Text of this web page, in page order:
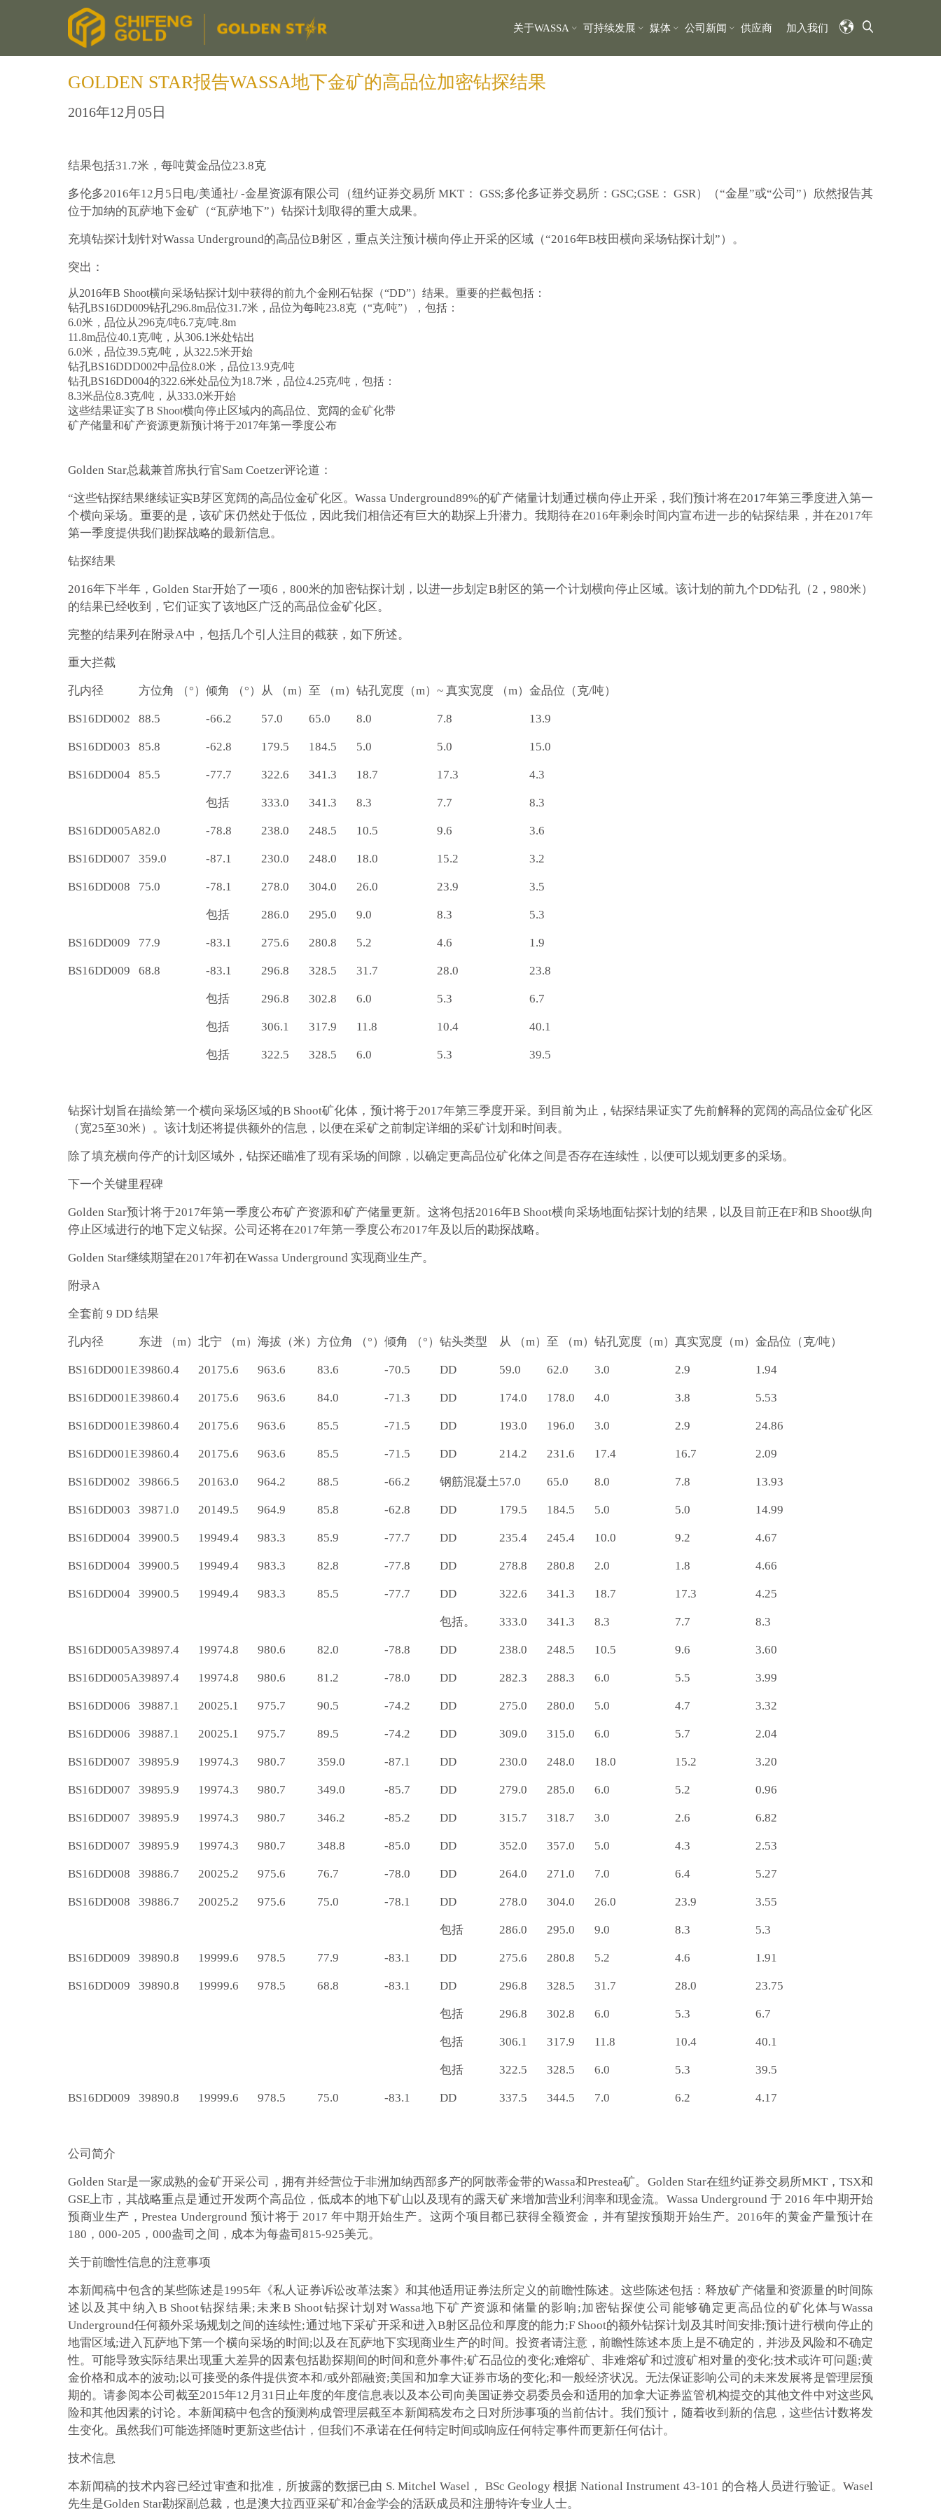
关于WASSA 可持续发展 媒体 公司新闻 供应商 加入我们
GOLDEN STAR报告WASSA地下金矿的高品位加密钻探结果
2016年12月05日
结果包括31.7米，每吨黄金品位23.8克
多伦多2016年12月5日电/美通社/ -金星资源有限公司（纽约证券交易所 MKT： GSS;多伦多证券交易所：GSC;GSE： GSR）（“金星”或“公司”）欣然报告其
位于加纳的瓦萨地下金矿（“瓦萨地下”）钻探计划取得的重大成果。
充填钻探计划针对Wassa Underground的高品位B射区，重点关注预计横向停止开采的区域（“2016年B枝田横向采场钻探计划”）。
突出：
从2016年B Shoot横向采场钻探计划中获得的前九个金刚石钻探（“DD”）结果。重要的拦截包括：
钻孔BS16DD009钻孔296.8m品位31.7米，品位为每吨23.8克（“克/吨”），包括：
6.0米，品位从296克/吨6.7克/吨.8m
11.8m品位40.1克/吨，从306.1米处钻出
6.0米，品位39.5克/吨，从322.5米开始
钻孔BS16DDD002中品位8.0米，品位13.9克/吨
钻孔BS16DD004的322.6米处品位为18.7米，品位4.25克/吨，包括：
8.3米品位8.3克/吨，从333.0米开始
这些结果证实了B Shoot横向停止区域内的高品位、宽阔的金矿化带
矿产储量和矿产资源更新预计将于2017年第一季度公布
Golden Star总裁兼首席执行官Sam Coetzer评论道：
“这些钻探结果继续证实B芽区宽阔的高品位金矿化区。Wassa Underground89%的矿产储量计划通过横向停止开采，我们预计将在2017年第三季度进入第一
个横向采场。重要的是，该矿床仍然处于低位，因此我们相信还有巨大的勘探上升潜力。我期待在2016年剩余时间内宣布进一步的钻探结果，并在2017年
第一季度提供我们勘探战略的最新信息。
钻探结果
2016年下半年，Golden Star开始了一项6，800米的加密钻探计划，以进一步划定B射区的第一个计划横向停止区域。该计划的前九个DD钻孔（2，980米）
的结果已经收到，它们证实了该地区广泛的高品位金矿化区。
完整的结果列在附录A中，包括几个引人注目的截获，如下所述。
重大拦截
孔内径 方位角 （°） 倾角 （°） 从 （m） 至 （m） 钻孔宽度（m） ~ 真实宽度 （m） 金品位（克/吨）
BS16DD002 88.5 -66.2 57.0 65.0 8.0 7.8 13.9
BS16DD003 85.8 -62.8 179.5 184.5 5.0 5.0 15.0
BS16DD004 85.5 -77.7 322.6 341.3 18.7 17.3 4.3
包括 333.0 341.3 8.3 7.7 8.3
BS16DD005A82.0 -78.8 238.0 248.5 10.5 9.6 3.6
BS16DD007 359.0 -87.1 230.0 248.0 18.0 15.2 3.2
BS16DD008 75.0 -78.1 278.0 304.0 26.0 23.9 3.5
包括 286.0 295.0 9.0 8.3 5.3
BS16DD009 77.9 -83.1 275.6 280.8 5.2 4.6 1.9
BS16DD009 68.8 -83.1 296.8 328.5 31.7 28.0 23.8
包括 296.8 302.8 6.0 5.3 6.7
包括 306.1 317.9 11.8 10.4 40.1
包括 322.5 328.5 6.0 5.3 39.5
钻探计划旨在描绘第一个横向采场区域的B Shoot矿化体，预计将于2017年第三季度开采。到目前为止，钻探结果证实了先前解释的宽阔的高品位金矿化区
（宽25至30米）。该计划还将提供额外的信息，以便在采矿之前制定详细的采矿计划和时间表。
除了填充横向停产的计划区域外，钻探还瞄准了现有采场的间隙，以确定更高品位矿化体之间是否存在连续性，以便可以规划更多的采场。
下一个关键里程碑
Golden Star预计将于2017年第一季度公布矿产资源和矿产储量更新。这将包括2016年B Shoot横向采场地面钻探计划的结果，以及目前正在F和B Shoot纵向
停止区域进行的地下定义钻探。公司还将在2017年第一季度公布2017年及以后的勘探战略。
Golden Star继续期望在2017年初在Wassa Underground 实现商业生产。
附录A
全套前 9 DD 结果
孔内径 东进 （m） 北宁 （m） 海拔（米） 方位角 （°） 倾角 （°） 钻头类型 从 （m） 至 （m） 钻孔宽度（m） 真实宽度（m） 金品位（克/吨）
BS16DD001E39860.4 20175.6 963.6 83.6 -70.5 DD 59.0 62.0 3.0 2.9 1.94
BS16DD001E39860.4 20175.6 963.6 84.0 -71.3 DD 174.0 178.0 4.0 3.8 5.53
BS16DD001E39860.4 20175.6 963.6 85.5 -71.5 DD 193.0 196.0 3.0 2.9 24.86
BS16DD001E39860.4 20175.6 963.6 85.5 -71.5 DD 214.2 231.6 17.4 16.7 2.09
BS16DD002 39866.5 20163.0 964.2 88.5 -66.2 钢筋混凝土57.0 65.0 8.0 7.8 13.93
BS16DD003 39871.0 20149.5 964.9 85.8 -62.8 DD 179.5 184.5 5.0 5.0 14.99
BS16DD004 39900.5 19949.4 983.3 85.9 -77.7 DD 235.4 245.4 10.0 9.2 4.67
BS16DD004 39900.5 19949.4 983.3 82.8 -77.8 DD 278.8 280.8 2.0 1.8 4.66
BS16DD004 39900.5 19949.4 983.3 85.5 -77.7 DD 322.6 341.3 18.7 17.3 4.25
包括。 333.0 341.3 8.3 7.7 8.3
BS16DD005A39897.4 19974.8 980.6 82.0 -78.8 DD 238.0 248.5 10.5 9.6 3.60
BS16DD005A39897.4 19974.8 980.6 81.2 -78.0 DD 282.3 288.3 6.0 5.5 3.99
BS16DD006 39887.1 20025.1 975.7 90.5 -74.2 DD 275.0 280.0 5.0 4.7 3.32
BS16DD006 39887.1 20025.1 975.7 89.5 -74.2 DD 309.0 315.0 6.0 5.7 2.04
BS16DD007 39895.9 19974.3 980.7 359.0 -87.1 DD 230.0 248.0 18.0 15.2 3.20
BS16DD007 39895.9 19974.3 980.7 349.0 -85.7 DD 279.0 285.0 6.0 5.2 0.96
BS16DD007 39895.9 19974.3 980.7 346.2 -85.2 DD 315.7 318.7 3.0 2.6 6.82
BS16DD007 39895.9 19974.3 980.7 348.8 -85.0 DD 352.0 357.0 5.0 4.3 2.53
BS16DD008 39886.7 20025.2 975.6 76.7 -78.0 DD 264.0 271.0 7.0 6.4 5.27
BS16DD008 39886.7 20025.2 975.6 75.0 -78.1 DD 278.0 304.0 26.0 23.9 3.55
包括 286.0 295.0 9.0 8.3 5.3
BS16DD009 39890.8 19999.6 978.5 77.9 -83.1 DD 275.6 280.8 5.2 4.6 1.91
BS16DD009 39890.8 19999.6 978.5 68.8 -83.1 DD 296.8 328.5 31.7 28.0 23.75
包括 296.8 302.8 6.0 5.3 6.7
包括 306.1 317.9 11.8 10.4 40.1
包括 322.5 328.5 6.0 5.3 39.5
BS16DD009 39890.8 19999.6 978.5 75.0 -83.1 DD 337.5 344.5 7.0 6.2 4.17
公司简介
Golden Star是一家成熟的金矿开采公司，拥有并经营位于非洲加纳西部多产的阿散蒂金带的Wassa和Prestea矿。Golden Star在纽约证券交易所MKT，TSX和
GSE上市，其战略重点是通过开发两个高品位，低成本的地下矿山以及现有的露天矿来增加营业利润率和现金流。Wassa Underground 于 2016 年中期开始
预商业生产，Prestea Underground 预计将于 2017 年中期开始生产。这两个项目都已获得全额资金，并有望按预期开始生产。2016年的黄金产量预计在
180，000-205，000盎司之间，成本为每盎司815-925美元。
关于前瞻性信息的注意事项
本新闻稿中包含的某些陈述是1995年《私人证券诉讼改革法案》和其他适用证券法所定义的前瞻性陈述。这些陈述包括：释放矿产储量和资源量的时间陈
述以及其中纳入B Shoot钻探结果;未来B Shoot钻探计划对Wassa地下矿产资源和储量的影响;加密钻探使公司能够确定更高品位的矿化体与Wassa
Underground任何额外采场规划之间的连续性;通过地下采矿开采和进入B射区品位和厚度的能力;F Shoot的额外钻探计划及其时间安排;预计进行横向停止的
地雷区域;进入瓦萨地下第一个横向采场的时间;以及在瓦萨地下实现商业生产的时间。投资者请注意，前瞻性陈述本质上是不确定的，并涉及风险和不确定
性。可能导致实际结果出现重大差异的因素包括勘探期间的时间和意外事件;矿石品位的变化;难熔矿、非难熔矿和过渡矿相对量的变化;技术或许可问题;黄
金价格和成本的波动;以可接受的条件提供资本和/或外部融资;美国和加拿大证券市场的变化;和一般经济状况。无法保证影响公司的未来发展将是管理层预
期的。请参阅本公司截至2015年12月31日止年度的年度信息表以及本公司向美国证券交易委员会和适用的加拿大证券监管机构提交的其他文件中对这些风
险和其他因素的讨论。本新闻稿中包含的预测构成管理层截至本新闻稿发布之日对所涉事项的当前估计。我们预计，随着收到新的信息，这些估计数将发
生变化。虽然我们可能选择随时更新这些估计，但我们不承诺在任何特定时间或响应任何特定事件而更新任何估计。
技术信息
本新闻稿的技术内容已经过审查和批准，所披露的数据已由 S. Mitchel Wasel， BSc Geology 根据 National Instrument 43-101 的合格人员进行验证。Wasel
先生是Golden Star勘探副总裁，也是澳大拉西亚采矿和冶金学会的活跃成员和注册特许专业人士。